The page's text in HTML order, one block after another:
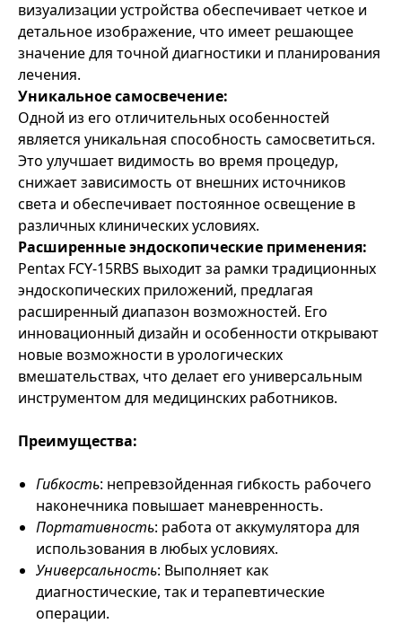
визуализации устройства обеспечивает четкое и
детальное изображение, что имеет решающее
значение для точной диагностики и планирования
лечения.
Уникальное самосвечение:
Одной из его отличительных особенностей
является уникальная способность самосветиться.
Это улучшает видимость во время процедур,
снижает зависимость от внешних источников
света и обеспечивает постоянное освещение в
различных клинических условиях.
Расширенные эндоскопические применения:
Pentax FCY-15RBS выходит за рамки традиционных
эндоскопических приложений, предлагая
расширенный диапазон возможностей. Его
инновационный дизайн и особенности открывают
новые возможности в урологических
вмешательствах, что делает его универсальным
инструментом для медицинских работников.
Преимущества:
Гибкость: непревзойденная гибкость рабочего
наконечника повышает маневренность.
Портативность: работа от аккумулятора для
использования в любых условиях.
Универсальность: Выполняет как
диагностические, так и терапевтические
операции.